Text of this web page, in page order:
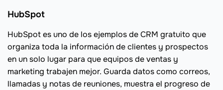
HubSpot
HubSpot es uno de los ejemplos de CRM gratuito que
organiza toda la información de clientes y prospectos
en un solo lugar para que equipos de ventas y
marketing trabajen mejor. Guarda datos como correos,
llamadas y notas de reuniones, muestra el progreso de